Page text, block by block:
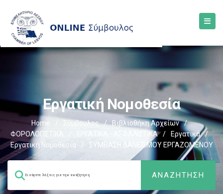
Εργατική Νομοθεσία
Home Σύμβουλος / Βιβλιοθήκη Αρχείων
/
ΦΟΡΟΛΟΓΙΣΤΙΚΑ
ΕΡΓΑΤΙΚΑ - ΑΣΦΑΛΙΣΤΙΚΑ / Εργατικά
/
Εργατική Νομοθεσία
/ ΣΥΜΒΑΣΗ ΔΑΝΕΙΣΜΟΥ ΕΡΓΑΖΟΜΕΝΟΥ